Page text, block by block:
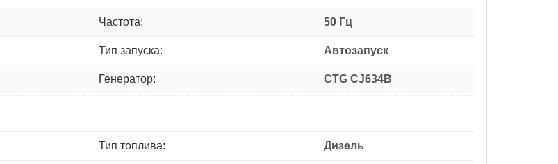
Частота: 50 Гц
Тип запуска: Автозапуск
Генератор: CTG CJ634B
Тип топлива: Дизель